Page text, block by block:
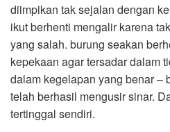
diimpikan tak sejalan dengan
ikut berhenti mengalir karena
yang salah. burung seakan
kepekaan agar tersadar dalam
dalam kegelapan yang benar –
telah berhasil mengusir sinar.
tertinggal sendiri.